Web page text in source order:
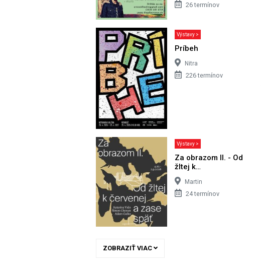
26 termínov
Výstavy >
Príbeh
Nitra
226 termínov
Výstavy >
Za obrazom II. - Od
žltej k…
Martin
24 termínov
ZOBRAZIŤ VIAC